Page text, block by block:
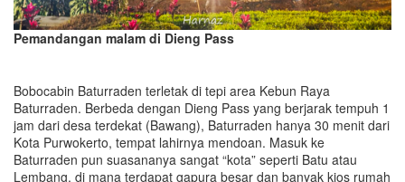
Pemandangan malam di Dieng Pass
Bobocabin Baturraden terletak di tepi area Kebun Raya
Baturraden. Berbeda dengan Dieng Pass yang berjarak tempuh 1
jam dari desa terdekat (Bawang), Baturraden hanya 30 menit dari
Kota Purwokerto, tempat lahirnya mendoan. Masuk ke
Baturraden pun suasananya sangat “kota” seperti Batu atau
Lembang, di mana terdapat gapura besar dan banyak kios rumah